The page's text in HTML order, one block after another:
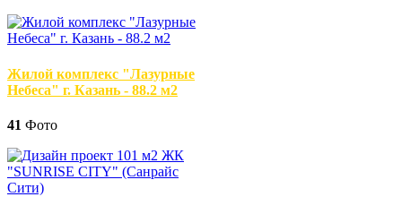
Жилой комплекс "Лазурные
Небеса" г. Казань - 88.2 м2
41 Фото